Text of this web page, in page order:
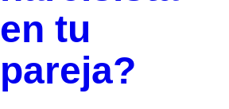
en tu
pareja?